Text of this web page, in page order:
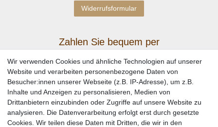
Widerrufsformular
Zahlen Sie bequem per
Wir verwenden Cookies und ähnliche Technologien auf unserer
Website und verarbeiten personenbezogene Daten von
Besucher:innen unserer Webseite (z.B. IP-Adresse), um z.B.
Inhalte und Anzeigen zu personalisieren, Medien von
Drittanbietern einzubinden oder Zugriffe auf unsere Website zu
analysieren. Die Datenverarbeitung erfolgt erst durch gesetzte
Cookies. Wir teilen diese Daten mit Dritten, die wir in den